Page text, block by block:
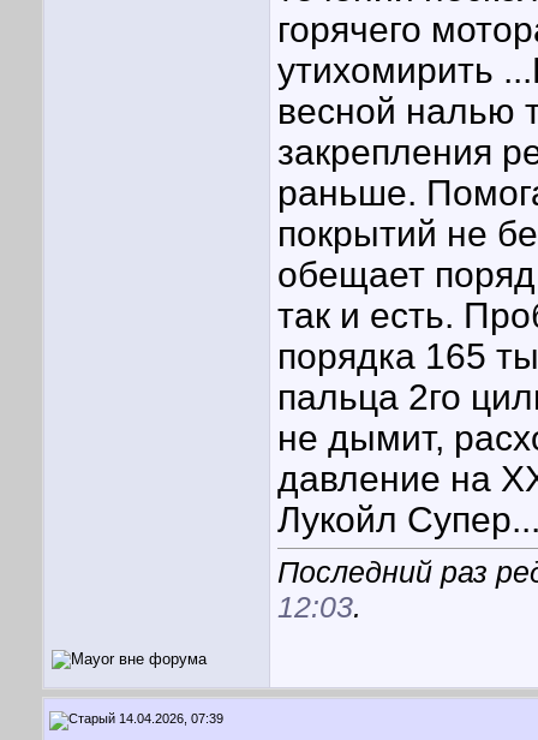
горячего
утихомирить
весной
закрепления
раньше.
покрытий не
обещает
так и есть.
порядка 165
пальца 2го
не дымит,
давление на
Лукойл
Последний раз
12:03.
14.04.2026, 07:39